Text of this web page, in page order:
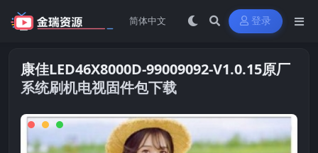
登录
康佳LED46X8000D-99009092-V1.0.15原厂
系统刷机电视固件包下载